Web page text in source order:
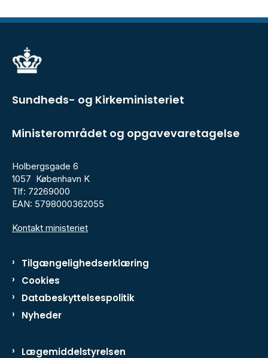
Sundheds- og Kirkeministeriet
Ministerområdet og opgavevaretagelse
Holbergsgade 6
1057 København K
Tlf: 72269000
EAN: 5798000362055
Kontakt ministeriet
Tilgængelighedserklæring
Cookies
Databeskyttelsespolitik
Nyheder
Lægemiddelstyrelsen